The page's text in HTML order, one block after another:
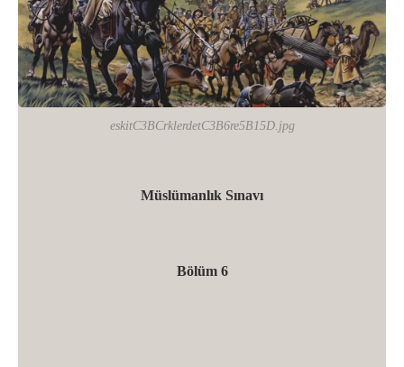
eskitC3BCrklerdetC3B6re5B15D.jpg
Müslümanlık Sınavı
Bölüm 6